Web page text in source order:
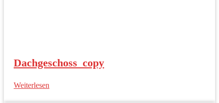
Dachgeschoss_copy
Weiterlesen